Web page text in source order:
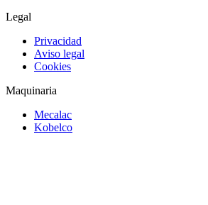
Legal
Privacidad
Aviso legal
Cookies
Maquinaria
Mecalac
Kobelco